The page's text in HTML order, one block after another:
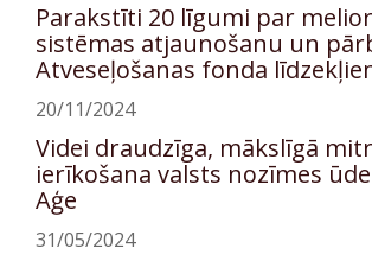
Parakstīti 20 līgumi par
sistēmas atjaunošanu un
Atveseļošanas fonda
20/11/2024
Videi draudzīga, mākslīgā
ierīkošana valsts nozīmes
Aģe
31/05/2024